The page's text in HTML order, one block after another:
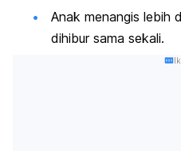
Anak menangis lebih
dihibur sama sekali.